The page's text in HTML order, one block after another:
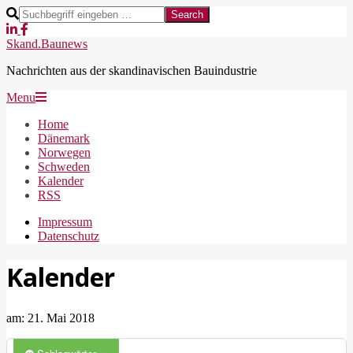
Skip
to
content
Search
Skand.Baunews
Nachrichten aus der skandinavischen Bauindustrie
Secondary
Menu
Menu
Home
Dänemark
Norwegen
Schweden
Kalender
RSS
Impressum
Datenschutz
Kalender
am: 21. Mai 2018